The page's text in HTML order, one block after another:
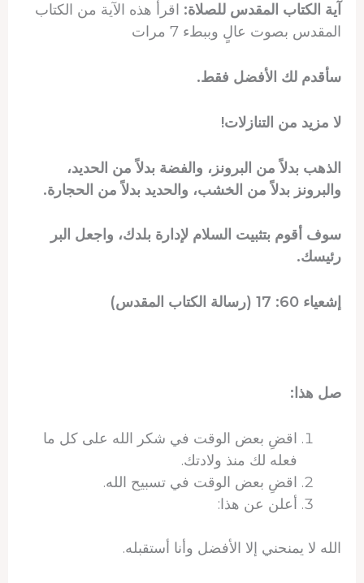
آية الكتاب المقدس للصلاة: اقرأ هذه الآية من الكتاب
المقدس بصوت عالٍ وببطء 7 مرات
سأقدم لك الأفضل فقط.
لا مزيد من التنازلات!
الذهب بدلاً من البرونز، والفضة بدلاً من الحديد،
والبرونز بدلاً من الخشب، والحديد بدلاً من الحجارة.
سوف أقوم بتثبيت السلام لإدارة بلدك، واجعل البر
رئيسك.
إشعياء 60: 17 (رسالة الكتاب المقدس)
صل هذا:
اقضِ بعض الوقت في شكر الله على كل ما
فعله لك منذ ولادتك.
اقضِ بعض الوقت في تسبيح الله.
أعلن عن هذا:
الله لا يمنحني إلا الأفضل وأنا أستقبله.